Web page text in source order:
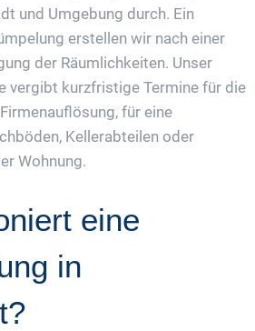
und Umgebung durch. Ein
erstellen wir nach einer
der Räumlichkeiten. Unser
vergibt kurzfristige Termine für die
für eine
Kellerabteilen oder
Wohnung.
eine
in